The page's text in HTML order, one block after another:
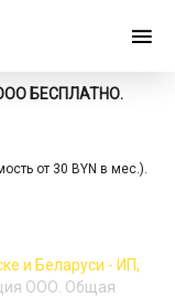
БЕСПЛАТНО.
от 30 BYN в мес.).
и Беларуси - ИП,
ООО. Общая